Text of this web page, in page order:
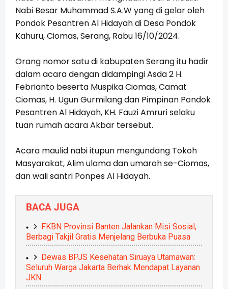
Nabi Besar Muhammad S.A.W yang di gelar oleh
Pondok Pesantren Al Hidayah di Desa Pondok
Kahuru, Ciomas, Serang, Rabu 16/10/2024.
Orang nomor satu di kabupaten Serang itu hadir
dalam acara dengan didampingiAsda 2 H.
Febrianto beserta Muspika Ciomas, Camat
Ciomas, H. Ugun Gurmilang dan Pimpinan Pondok
Pesantren Al Hidayah, KH. Fauzi Amruri selaku
tuan rumah acara Akbar tersebut.
Acara maulid nabi itupun mengundang Tokoh
Masyarakat, Alim ulama dan umaroh se-Ciomas,
dan wali santri Ponpes Al Hidayah.
BACA JUGA
FKBN Provinsi Banten Jalankan Misi Sosial,
Berbagi Takjil Gratis Menjelang Berbuka Puasa
Dewas BPJS Kesehatan Siruaya Utamawan:
Seluruh Warga Jakarta Berhak Mendapat Layanan
JKN